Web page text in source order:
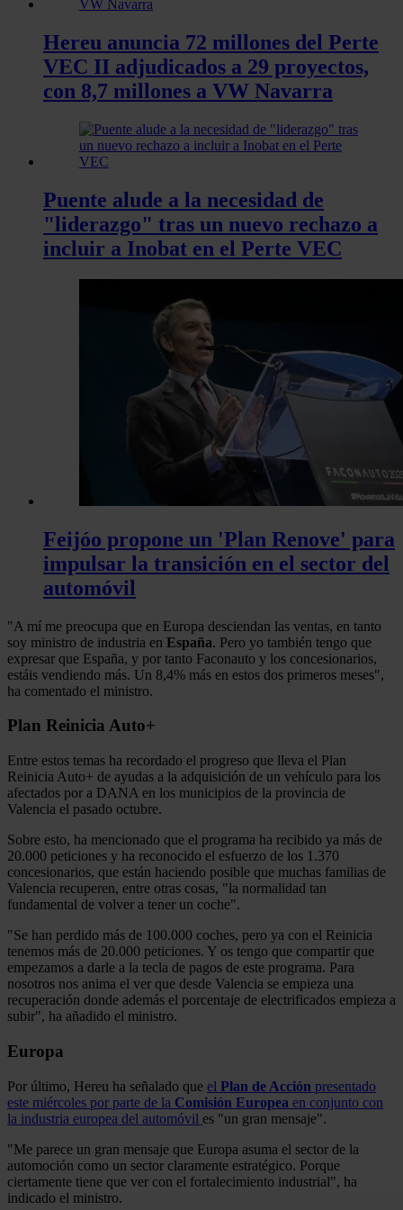
Hereu anuncia 72 millones del Perte
VEC II adjudicados a 29 proyectos,
con 8,7 millones a VW Navarra
Puente alude a la necesidad de
"liderazgo" tras un nuevo rechazo a
incluir a Inobat en el Perte VEC
Feijóo propone un 'Plan Renove' para
impulsar la transición en el sector del
automóvil
"A mí me preocupa que en Europa desciendan las ventas, en tanto
soy ministro de industria en España. Pero yo también tengo que
expresar que España, y por tanto Faconauto y los concesionarios,
estáis vendiendo más. Un 8,4% más en estos dos primeros meses",
ha comentado el ministro.
Plan Reinicia Auto+
Entre estos temas ha recordado el progreso que lleva el Plan
Reinicia Auto+ de ayudas a la adquisición de un vehículo para los
afectados por a DANA en los municipios de la provincia de
Valencia el pasado octubre.
Sobre esto, ha mencionado que el programa ha recibido ya más de
20.000 peticiones y ha reconocido el esfuerzo de los 1.370
concesionarios, que están haciendo posible que muchas familias de
Valencia recuperen, entre otras cosas, "la normalidad tan
fundamental de volver a tener un coche".
"Se han perdido más de 100.000 coches, pero ya con el Reinicia
tenemos más de 20.000 peticiones. Y os tengo que compartir que
empezamos a darle a la tecla de pagos de este programa. Para
nosotros nos anima el ver que desde Valencia se empieza una
recuperación donde además el porcentaje de electrificados empieza a
subir", ha añadido el ministro.
Europa
Por último, Hereu ha señalado que el Plan de Acción presentado
este miércoles por parte de la Comisión Europea en conjunto con
la industria europea del automóvil es "un gran mensaje".
"Me parece un gran mensaje que Europa asuma el sector de la
automoción como un sector claramente estratégico. Porque
ciertamente tiene que ver con el fortalecimiento industrial", ha
indicado el ministro.